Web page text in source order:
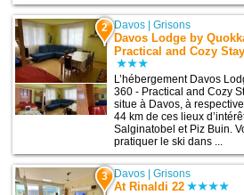
2 Davos |Grisons
Davos Lodge by
Practical and Cozy
L’hébergement Davos
360 - Practical and Cozy
situe à Davos, à
44 km de ces lieux
Salginatobel et Piz Buin.
pratiquer le ski dans ...
3 Davos |Grisons
At Rinaldi 22